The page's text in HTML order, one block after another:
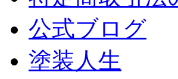
公式ブログ
塗装人生